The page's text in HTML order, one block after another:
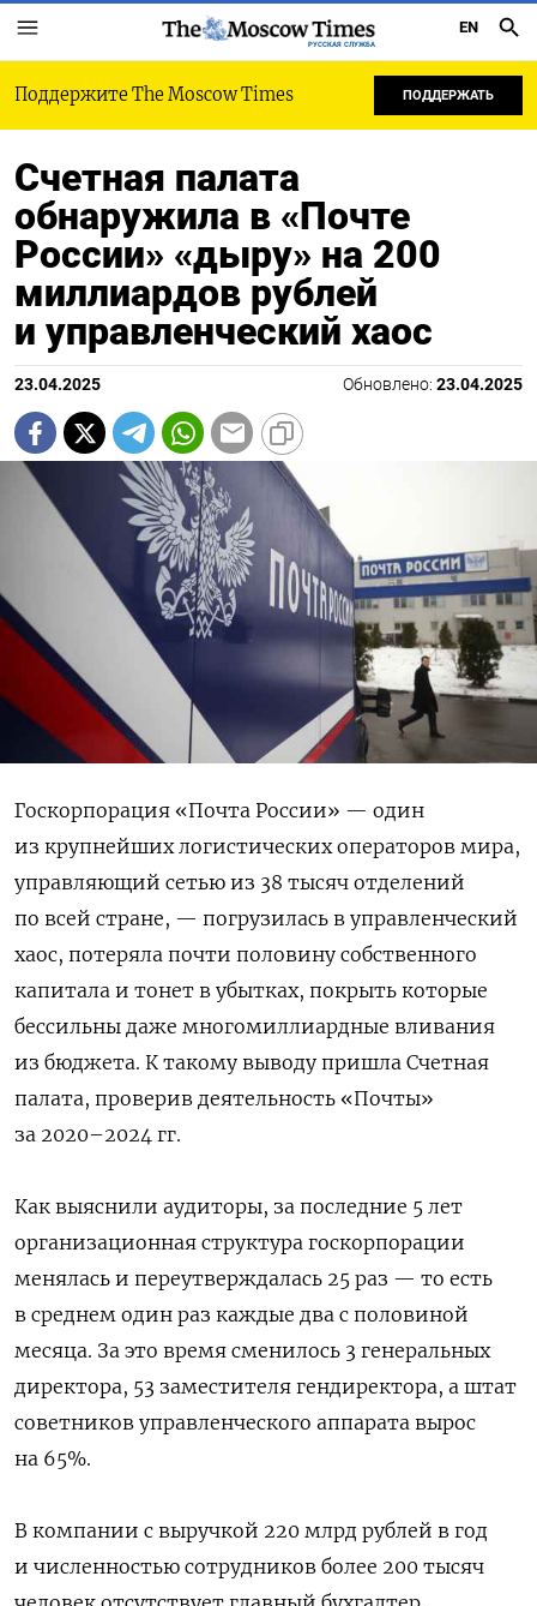
РУССКАЯ СЛУЖБА
EN
Поддержите The Moscow Times ПОДДЕРЖАТЬ
Счетная палата
обнаружила в «Почте
России» «дыру» на 200
миллиардов рублей
и управленческий хаос
23.04.2025 Обновлено: 23.04.2025
Госкорпорация «Почта России» — один
из крупнейших логистических операторов мира,
управляющий сетью из 38 тысяч отделений
по всей стране, — погрузилась в управленческий
хаос, потеряла почти половину собственного
капитала и тонет в убытках, покрыть которые
бессильны даже многомиллиардные вливания
из бюджета. К такому выводу пришла Счетная
палата, проверив деятельность «Почты»
за 2020–2024 гг.
Как выяснили аудиторы, за последние 5 лет
организационная структура госкорпорации
менялась и переутверждалась 25 раз — то есть
в среднем один раз каждые два с половиной
месяца. За это время сменилось 3 генеральных
директора, 53 заместителя гендиректора, а штат
советников управленческого аппарата вырос
на 65%.
В компании с выручкой 220 млрд рублей в год
и численностью сотрудников более 200 тысяч